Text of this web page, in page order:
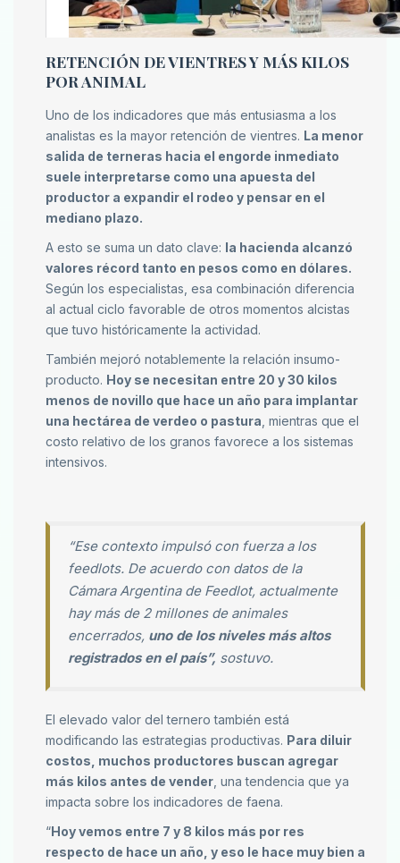
RETENCIÓN DE VIENTRES Y MÁS KILOS
POR ANIMAL
Uno de los indicadores que más entusiasma a los
analistas es la mayor retención de vientres. La menor
salida de terneras hacia el engorde inmediato
suele interpretarse como una apuesta del
productor a expandir el rodeo y pensar en el
mediano plazo.
A esto se suma un dato clave: la hacienda alcanzó
valores récord tanto en pesos como en dólares.
Según los especialistas, esa combinación diferencia
al actual ciclo favorable de otros momentos alcistas
que tuvo históricamente la actividad.
También mejoró notablemente la relación insumo-
producto. Hoy se necesitan entre 20 y 30 kilos
menos de novillo que hace un año para implantar
una hectárea de verdeo o pastura , mientras que el
costo relativo de los granos favorece a los sistemas
intensivos.
“Ese contexto impulsó con fuerza a los
feedlots. De acuerdo con datos de la
Cámara Argentina de Feedlot, actualmente
hay más de 2 millones de animales
encerrados, uno de los niveles más altos
registrados en el país”, sostuvo.
El elevado valor del ternero también está
modificando las estrategias productivas. Para diluir
costos, muchos productores buscan agregar
más kilos antes de vender , una tendencia que ya
impacta sobre los indicadores de faena.
“Hoy vemos entre 7 y 8 kilos más por res
respecto de hace un año, y eso le hace muy bien a